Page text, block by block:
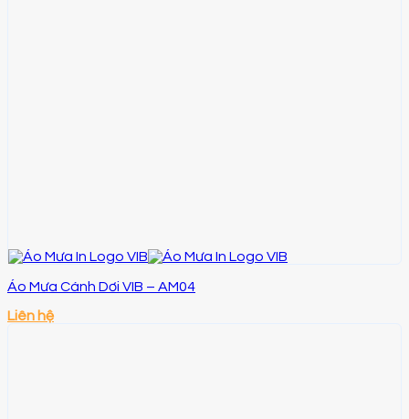
Áo Mưa Cánh Dơi VIB – AM04
Liên hệ